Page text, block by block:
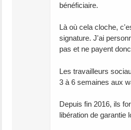
bénéficiaire.
Là où cela cloche,
signature. J'ai
pas et ne payent
Les travailleurs
3 à 6 semaines aux
Depuis fin 2016, ils
libération de garantie